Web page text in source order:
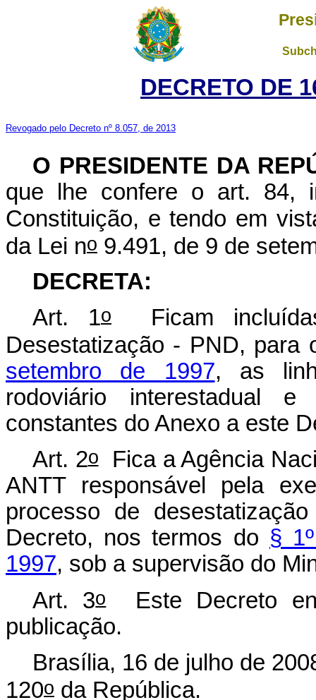
DECRETO DE
Revogado pelo Decreto nº 8.057, de 2013
O PRESIDENTE DA
que lhe confere o art. 84,
Constituição, e tendo em
da Lei no 9.491, de 9 de
DECRETA:
Art. 1oFicam
Desestatização - PND,
setembro de 1997, as
rodoviário interestadual e
constantes do Anexo a este
Art. 2oFica a Agência
ANTT responsável pela
processo de
Decreto, nos termos do §
1997, sob a supervisão do
Art. 3oEste Decreto
publicação.
Brasília, 16 de julho de
120o da República.